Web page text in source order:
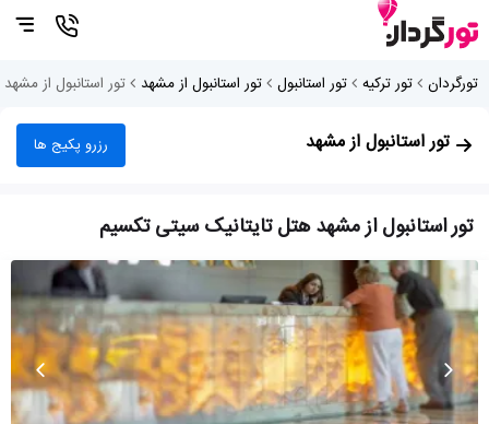
تورگردان تور ترکیه تور استانبول تور استانبول از مشهد تور استانبول از
تور استانبول از مشهد رزرو پکیج ها
تور استانبول از مشهد هتل تایتانیک سیتی تکسیم